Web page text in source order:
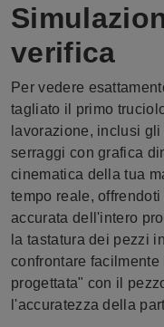
verifica
Per vedere
tagliato il primo
lavorazione, inclusi
serraggi con grafica
cinematica della tua
tempo reale,
accurata dell'intero
la tastatura dei pezzi
confrontare
progettata" con il
l'accuratezza della